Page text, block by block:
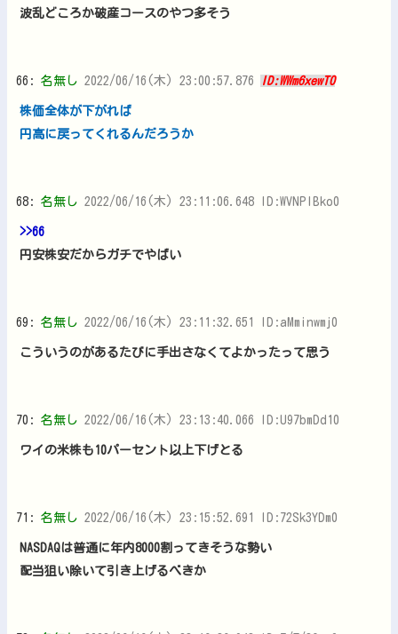
波乱どころか破産コースのやつ多そう
66: 名無し 2022/06/16(木) 23:00:57.876 ID:WWm6xewT0
株価全体が下がれば
円高に戻ってくれるんだろうか
68: 名無し 2022/06/16(木) 23:11:06.648 ID:WVNPlBko0
>>66
円安株安だからガチでやばい
69: 名無し 2022/06/16(木) 23:11:32.651 ID:aMminwmj0
こういうのがあるたびに手出さなくてよかったって思う
70: 名無し 2022/06/16(木) 23:13:40.066 ID:U97bmDd10
ワイの米株も10パーセント以上下げとる
71: 名無し 2022/06/16(木) 23:15:52.691 ID:72Sk3YDm0
NASDAQは普通に年内8000割ってきそうな勢い
配当狙い除いて引き上げるべきか